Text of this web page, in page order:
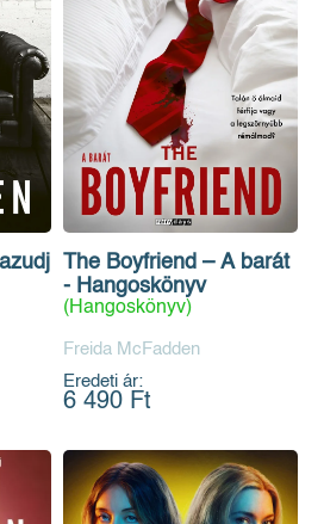
The Boyfriend – A barát
- Hangoskönyv
(Hangoskönyv)
Freida McFadden
Eredeti ár:
6 490 Ft